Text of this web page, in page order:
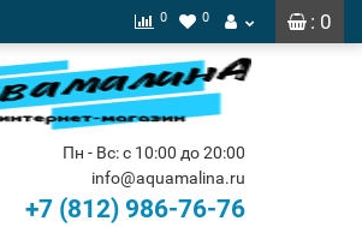
: 0
0 0
Пн - Вс: с 10:00 до 20:00
info@aquamalina.ru
+7 (812) 986-76-76